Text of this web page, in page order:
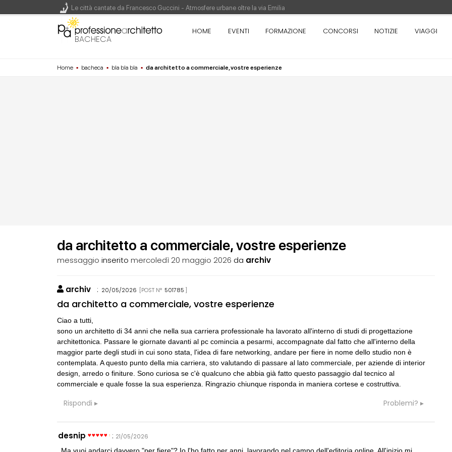
BACHECA
HOME EVENTI FORMAZIONE CONCORSI NOTIZIE VIAGGI
Home ▪ bacheca ▪ bla bla bla ▪ da architetto a commerciale, vostre esperienze
da architetto a commerciale, vostre esperienze
messaggio inseritomercoledì 20 maggio 2026 da archiv
archiv : 20/05/2026 [POST N° 501785 ]
da architetto a commerciale, vostre esperienze
Ciao a tutti,
sono un architetto di 34 anni che nella sua carriera professionale ha lavorato all'interno di studi di progettazione
architettonica. Passare le giornate davanti al pc comincia a pesarmi, accompagnate dal fatto che all'interno della
maggior parte degli studi in cui sono stata, l'idea di fare networking, andare per fiere in nome dello studio non è
contemplata. A questo punto della mia carriera, sto valutando di passare al lato commerciale, per aziende di interior
design, arredo o finiture. Sono curiosa se c'è qualcuno che abbia già fatto questo passaggio dal tecnico al
commerciale e quale fosse la sua esperienza. Ringrazio chiunque risponda in maniera cortese e costruttiva.
Rispondi Problemi?
desnip : 21/05/2026
p CONSIGLI
spulciando qua e là... vecchia pratica
M 06
CONSIGLI
Manuale per direzione lavori
p 07
CONSIGLI
Superficie Lorda immutata ma aumento
S
G GRUPPI
Cerco un Progettista impianti per
consorso di progettazione in Spagna
c CONSIGLI
Parcheggi pertinenziali
S
Le città cantate da Francesco Guccini - Atmosfere urbane oltre la via Emilia
Renzo Piano World Tour 2026, ottava edizione in partenza. Rotta verso Ovest - Europa, Stati Uniti e Canada | 22 agosto > 30